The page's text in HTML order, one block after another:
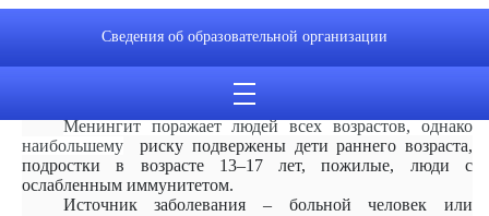
Менингит – воспаление оболочек головного и
спинного мозга, причиной которого могут быть многие
микроорганизмы, в том числе бактерии, вирусы, грибки и
паразиты. Среди самых опасных возбудителей:
менингококк, пневмококк, гемофильная палочка,
Менингит поражает людей всех возрастов, однако
наибольшему риску подвержены дети раннего возраста,
подростки в возрасте 13–17 лет, пожилые, люди с
ослабленным иммунитетом.
Источник заболевания – больной человек или
Сведения об образовательной организации